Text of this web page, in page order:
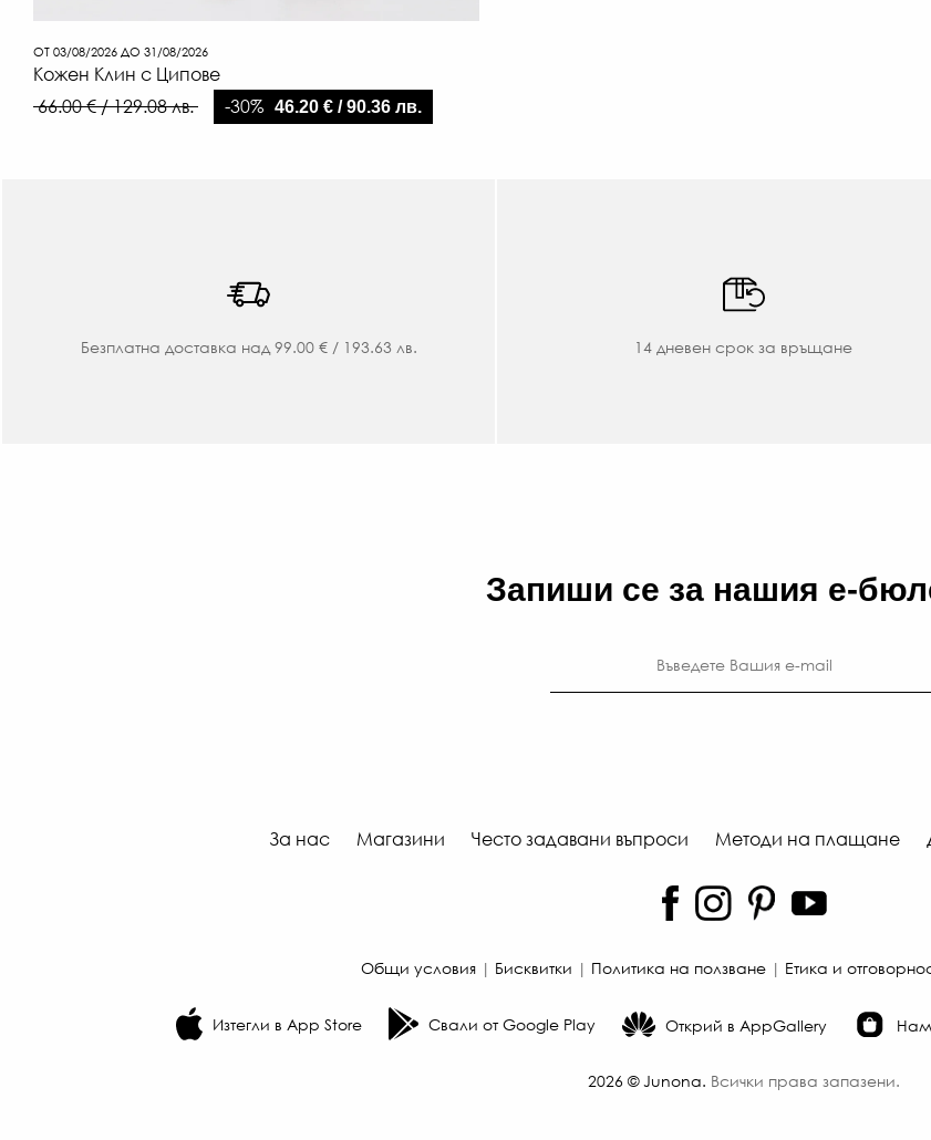
ОТ 03/08/2026 ДО 31/08/2026
Кожен Клин с Ципове
66.00 € / 129.08 лв.
-30% 46.20 € / 90.36 лв.
Безплатна доставка над 99.00 € / 193.63 лв. 14 дневен срок за връщане
Запиши се за нашия е-
За нас Магазини Често задавани въпроси Методи на плащане
Общи условия | Бисквитки | Политика на ползване | Етика и
Изтегли в App Store Свали от Google Play Открий в AppGallery
2026 © Junona Всички права запазени.